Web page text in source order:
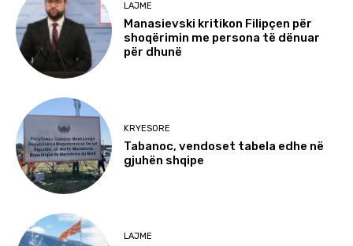
LAJME
Manasievski kritikon Filipçen për
shoqërimin me persona të dënuar
për dhunë
KRYESORE
Tabanoc, vendoset tabela edhe në
gjuhën shqipe
LAJME